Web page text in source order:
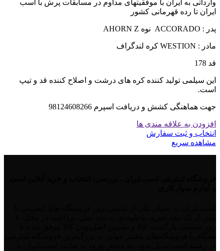
وارداتی به ایران با موفقیتهای مداوم در مسابقات پرش با اسب
ایران تا رده قهرمانی کشور
پدر : ACCORADO نوه AHORN Z
مادر : WESTION کره لندگراف
قد 178
این سیلمی تولید کننده کره های درشت و اصلاح کننده قد و تیپ
است.
جهت هماهنگی کشش و دریافت اسپرم 98124608266
افزودن به علاقه مندی ها
انتخاب و ثبت سفارش
مشاهده سریع